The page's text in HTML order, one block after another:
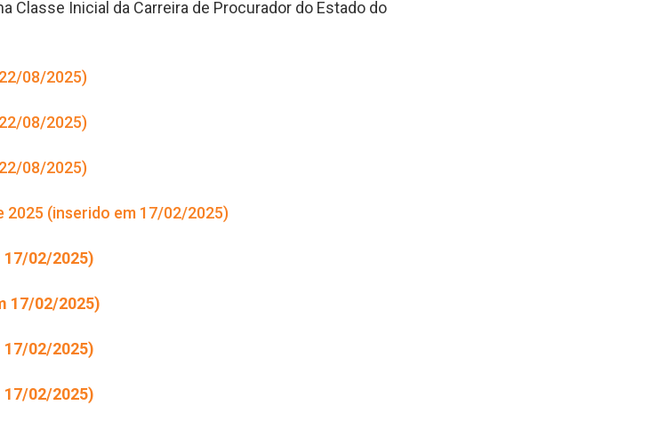
Classe Inicial da Carreira de Procurador do Estado do
08/2025)
08/2025)
08/2025)
2025 (inserido em 17/02/2025)
02/2025)
17/02/2025)
02/2025)
02/2025)